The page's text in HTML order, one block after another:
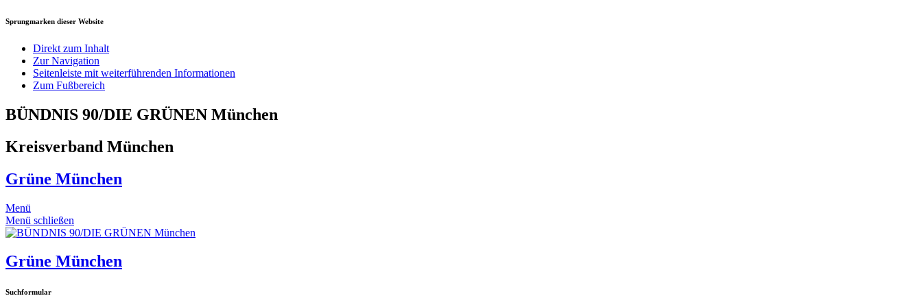
Sprungmarken dieser Website
Direkt zum Inhalt
Zur Navigation
Seitenleiste mit weiterführenden Informationen
Zum Fußbereich
BÜNDNIS 90/DIE GRÜNEN München
Kreisverband München
Grüne München
Menü
Menü schließen
Grüne München
Suchformular